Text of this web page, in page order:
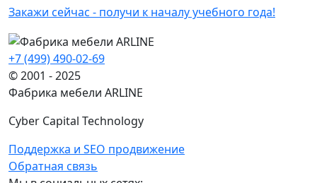
Закажи сейчас - получи к началу учебного года!
+7 (499) 490-02-69
© 2001 - 2025
Фабрика мебели ARLINE
Cyber Capital Technology
Поддержка и SEO продвижение
Обратная связь